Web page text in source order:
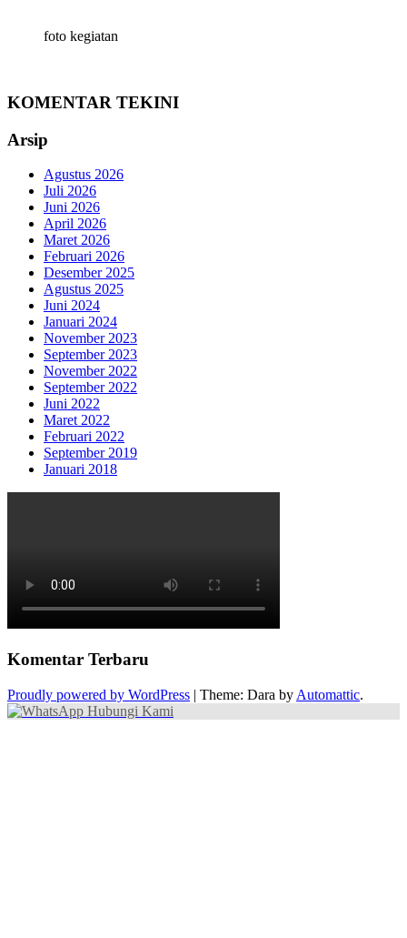
foto kegiatan
KOMENTAR TEKINI
Arsip
Agustus 2026
Juli 2026
Juni 2026
April 2026
Maret 2026
Februari 2026
Desember 2025
Agustus 2025
Juni 2024
Januari 2024
November 2023
September 2023
November 2022
September 2022
Juni 2022
Maret 2022
Februari 2022
September 2019
Januari 2018
Komentar Terbaru
Proudly powered by WordPress | Theme: Dara by Automattic.
Hubungi Kami